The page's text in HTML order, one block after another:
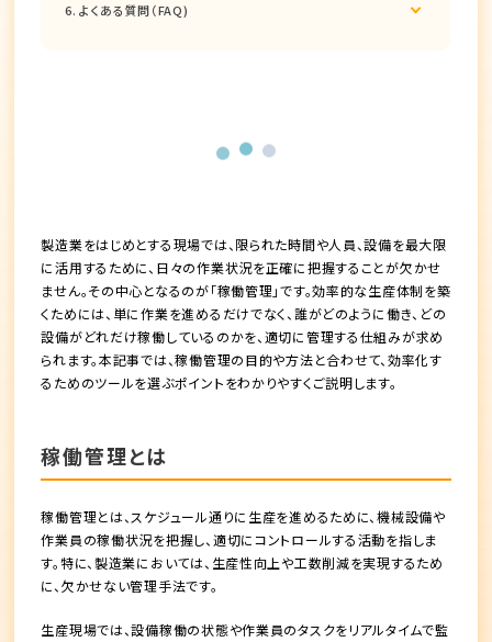
よくある質問（FAQ)
製造業をはじめとする現場では、限られた時間や人員、設備を最大限
に活用するために、日々の作業状況を正確に把握することが欠かせ
ません。その中心となるのが「稼働管理」です。効率的な生産体制を築
くためには、単に作業を進めるだけでなく、誰がどのように働き、どの
設備がどれだけ稼働しているのかを、適切に管理する仕組みが求め
られます。本記事では、稼働管理の目的や方法と合わせて、効率化す
るためのツールを選ぶポイントをわかりやすくご説明します。
稼働管理とは
稼働管理とは、スケジュール通りに生産を進めるために、機械設備や
作業員の稼働状況を把握し、適切にコントロールする活動を指しま
す。特に、製造業においては、生産性向上や工数削減を実現するため
に、欠かせない管理手法です。
生産現場では、設備稼働の状態や作業員のタスクをリアルタイムで監